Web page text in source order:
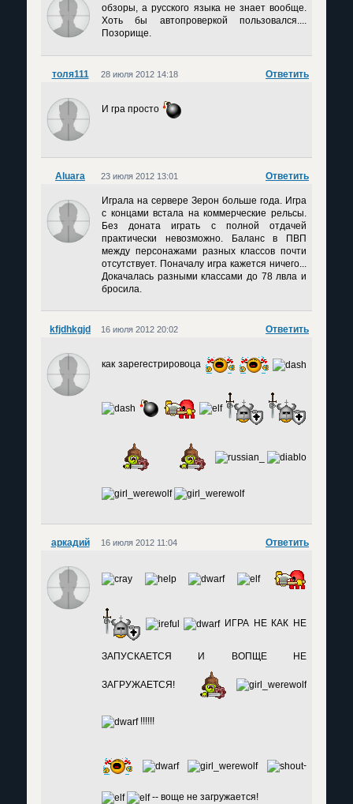
обзоры, а русского языка не знает вообще.
Хоть бы автопроверкой пользовался....
Позорище.
толя111 Ответить
28 июля 2012 14:18
И гра просто
Aluara Ответить
23 июля 2012 13:01
Играла на сервере Зерон больше года. Игра
с концами встала на коммерческие рельсы.
Без доната играть с полной отдачей
практически невозможно. Баланс в ПВП
между персонажами разных классов почти
отсутствует. Поначалу игра кажется ничего...
Докачалась разными классами до 78 лвла и
бросила.
kfjdhkgjd Ответить
16 июля 2012 20:02
как зарегестрировоца
аркадий Ответить
16 июля 2012 11:04
ИГРА НЕ КАК НЕ
ЗАПУСКАЕТСЯ И ВОПЩЕ НЕ
ЗАГРУЖАЕТСЯ!
!!!!!!
-
-- воще не загружается!